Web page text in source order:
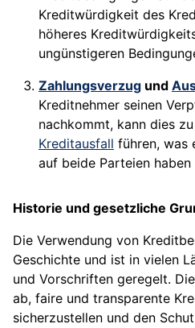
Kreditwürdigkeit des
höheres
ungünstigeren
Zahlungsverzug und
Kreditnehmer seinen
nachkommt, kann dies
Kreditausfall führen, was
auf beide Parteien haben
Historie und gesetzliche
Die Verwendung von
Geschichte und ist in vielen
und Vorschriften geregelt.
ab, faire und transparente
sicherzustellen und den